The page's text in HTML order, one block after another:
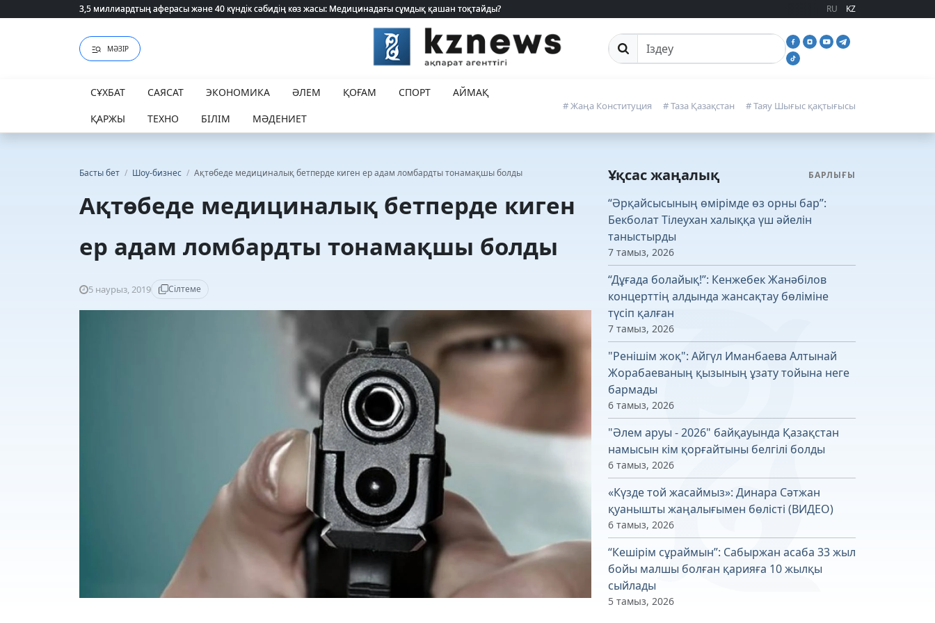
3,5 миллиардтың аферасы және 40 күндік сәбидің көз жасы: Медицинадағы сұмдық қашан тоқтайды?
3,5 миллиардтың аферасы және 40 күндік сәбидің көз жасы: Медицинадағы сұмдық қашан тоқтайды? RU KZ
МӘЗІР Сайттан іздеу
СҰХБАТ САЯСАТ ЭКОНОМИКА ӘЛЕМ ҚОҒАМ СПОРТ
АЙМАҚ
ҚАРЖЫ
ТЕХНО БІЛІМ МӘДЕНИЕТ
# Жаңа Конституция # Таза Қазақстан # Таяу Шығыс қақтығысы
Басты бет / Шоу-бизнес / Ақтөбеде медициналық бетперде киген ер адам ломбардты тонамақшы болды
Ақтөбеде медициналық бетперде киген
ер адам ломбардты тонамақшы болды
5 наурыз, 2019 Сілтеме
Ұқсас жаңалық БАРЛЫҒЫ
“Әрқайсысының өмірімде өз орны бар”:
Бекболат Тілеухан халыққа үш әйелін
таныстырды
7 тамыз, 2026
“Дұғада болайық!”: Кенжебек Жанәбілов
концерттің алдында жансақтау бөліміне
түсіп қалған
7 тамыз, 2026
"Ренішім жоқ": Айгүл Иманбаева Алтынай
Жорабаеваның қызының ұзату тойына неге
бармады
6 тамыз, 2026
"Әлем аруы - 2026" байқауында Қазақстан
намысын кім қорғайтыны белгілі болды
6 тамыз, 2026
«Күзде той жасаймыз»: Динара Сәтжан
қуанышты жаңалығымен бөлісті (ВИДЕО)
6 тамыз, 2026
“Кешірім сұраймын”: Сабыржан асаба 33 жыл
бойы малшы болған қарияға 10 жылқы
сыйлады
5 тамыз, 2026